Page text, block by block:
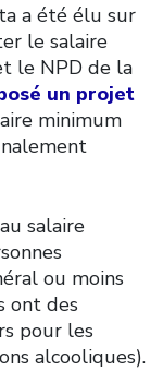
a été élu sur
le salaire
le NPD de la
un projet
minimum
salaire
ou moins
ont des
pour les
alcooliques).